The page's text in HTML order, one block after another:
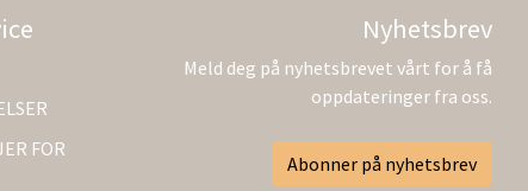
FOR
Nyhetsbrev
Meld deg på nyhetsbrevet vårt for å få
oppdateringer fra oss.
Abonner på nyhetsbrev